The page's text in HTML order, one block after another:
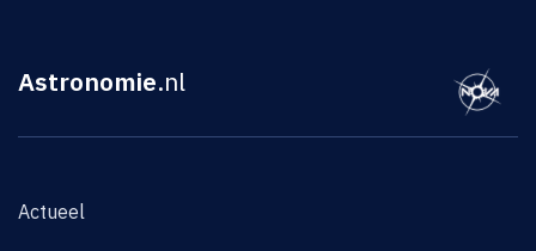
Astronomie.nl
Actueel